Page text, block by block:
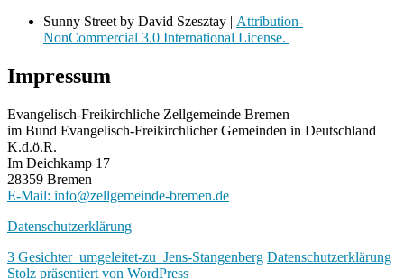
Sunny Street by David Szesztay | Attribution-
NonCommercial 3.0 International License.
Impressum
Evangelisch-Freikirchliche Zellgemeinde Bremen
im Bund Evangelisch-Freikirchlicher Gemeinden in Deutschland
K.d.ö.R.
Im Deichkamp 17
28359 Bremen
E-Mail: info@zellgemeinde-bremen.de
Datenschutzerklärung
3 Gesichter_umgeleitet-zu_Jens-Stangenberg Datenschutzerklärung
Stolz präsentiert von WordPress